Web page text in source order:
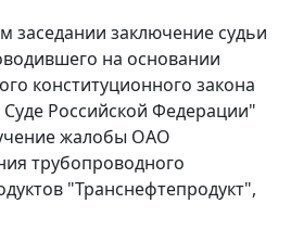
заседании заключение судьи
на основании
конституционного закона
Российской Федерации"
жалобы ОАО
трубопроводного
"Транснефтепродукт",